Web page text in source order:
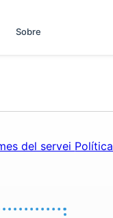
Sobre
del servei Política